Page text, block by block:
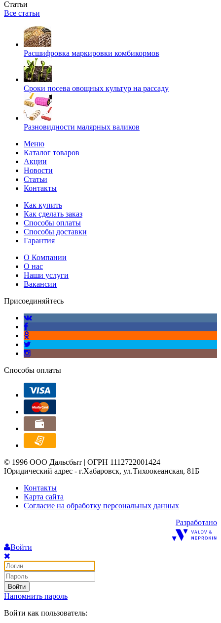
Статьи
Все статьи
Расшифровка маркировки комбикормов
Сроки посева овощных культур на рассаду
Разновидности малярных валиков
Меню
Каталог товаров
Акции
Новости
Статьи
Контакты
Как купить
Как сделать заказ
Способы оплаты
Способы доставки
Гарантия
О Компании
О нас
Наши услуги
Вакансии
Присоединяйтесь
Способы оплаты
© 1996 ООО Дальсбыт | ОГРН 1112722001424
Юридический адрес - г.Хабаровск, ул.Тихоокеанская, 81Б
Контакты
Карта сайта
Согласие на обработку персональных данных
Разработано
Войти
Войти
Напомнить пароль
Войти как пользователь: